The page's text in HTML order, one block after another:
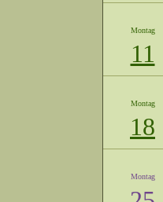
Montag
11
Montag
18
Montag